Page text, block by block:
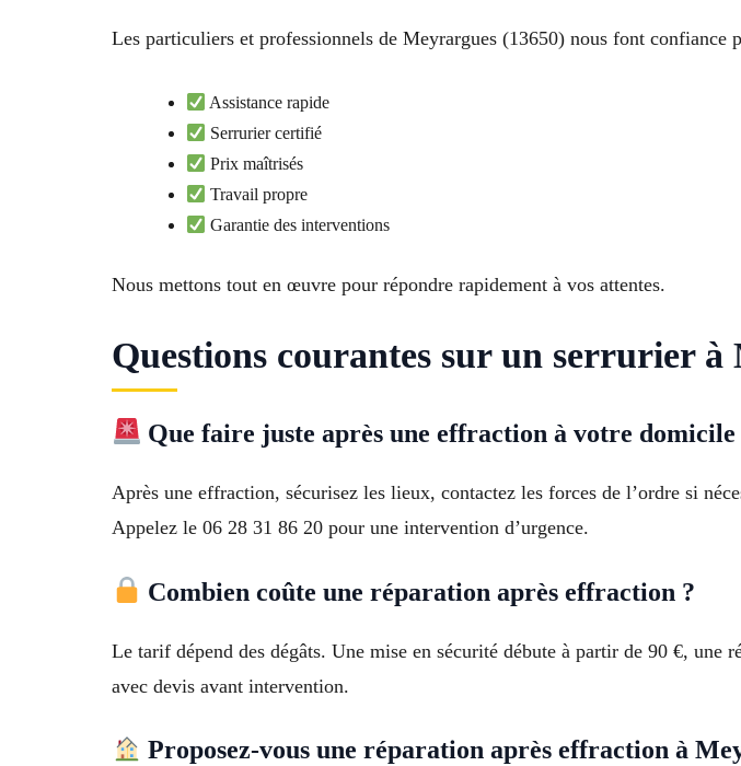
Les particuliers et professionnels de Meyrargues (13650) nous font confiance
Assistance rapide
Serrurier certifié
Prix maîtrisés
Travail propre
Garantie des interventions
Nous mettons tout en œuvre pour répondre rapidement à vos attentes.
Questions courantes sur un serrurier à
Que faire juste après une effraction à votre domicile
Après une effraction, sécurisez les lieux, contactez les forces de l’ordre si
Appelez le 06 28 31 86 20 pour une intervention d’urgence.
Combien coûte une réparation après effraction ?
Le tarif dépend des dégâts. Une mise en sécurité débute à partir de 90 €,
avec devis avant intervention.
Proposez-vous une réparation après effraction à